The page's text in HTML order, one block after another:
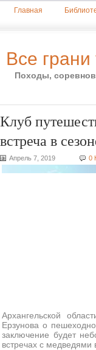
Главная
Все
Походы,
Клуб
встреча в
Апрель 7, 2019 0
Архангельской
Ерзунова о
заключение будет
встречах с медведями